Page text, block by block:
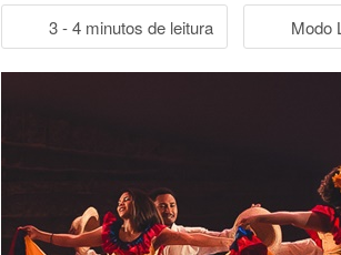
3 - 4 minutos de leitura Modo